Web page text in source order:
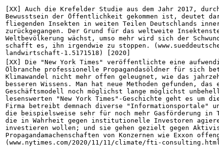
[XX] Auch die Krefelder Studie aus dem Jahr 2017,
Bewusstsein der Öffentlichkeit gekommen ist, deutet
fliegenden Insekten in weiten Teilen Deutschlands
zurückgegangen. Der Grund für das weltweite
Weltbevölkerung wächst, umso mehr wird sich der
schafft es, ihn irgendwie zu stoppen.
landwirtschaft-1.5171518) [2020]
[XX] Die "New York Times" veröffentlichte eine
Ölbranche professionelle Propagandasöldner für sich
Klimawandel nicht mehr offen geleugnet, wie das
besseren Wissens. Man hat neue Methoden gefunden,
Geschäftsmodell noch möglichst lange möglichst
lesenswerten "New York Times"-Geschichte geht es um
Firma betreibt demnach diverse "Informationsportale"
die beispielsweise sehr für noch mehr Gasförderung
die in Wahrheit gegen institutionelle Investoren
investieren wollen; und sie gehen gezielt gegen
Propagandamachenschaften von Konzernen wie Exxon
(www.nytimes.com/2020/11/11/climate/fti-